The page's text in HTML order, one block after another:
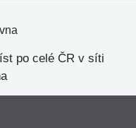
po celé ČR v síti